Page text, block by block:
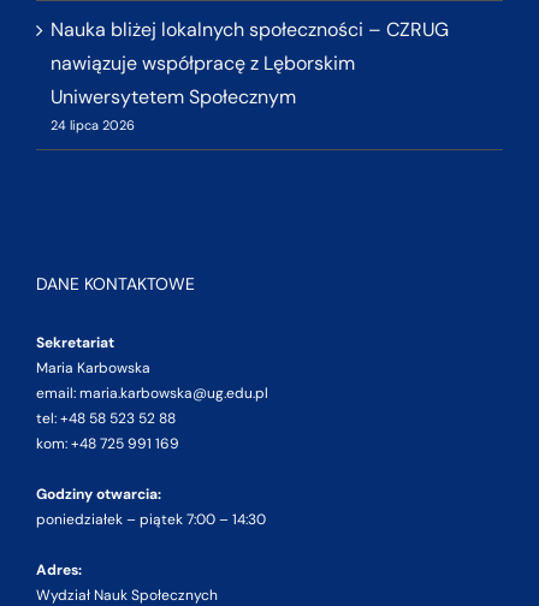
Nauka bliżej lokalnych społeczności – CZRUG
nawiązuje współpracę z Lęborskim
Uniwersytetem Społecznym
24 lipca 2026
DANE KONTAKTOWE
Sekretariat
Maria Karbowska
email: maria.karbowska@ug.edu.pl
tel: +48 58 523 52 88
kom: +48 725 991 169
Godziny otwarcia:
poniedziałek – piątek 7:00 – 14:30
Adres:
Wydział Nauk Społecznych